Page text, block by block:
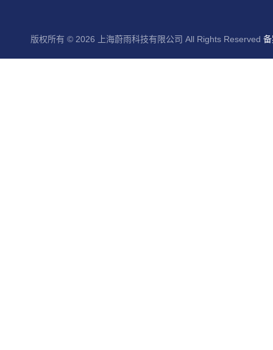
版权所有 © 2026 上海蔚雨科技有限公司 All Rights Reserved